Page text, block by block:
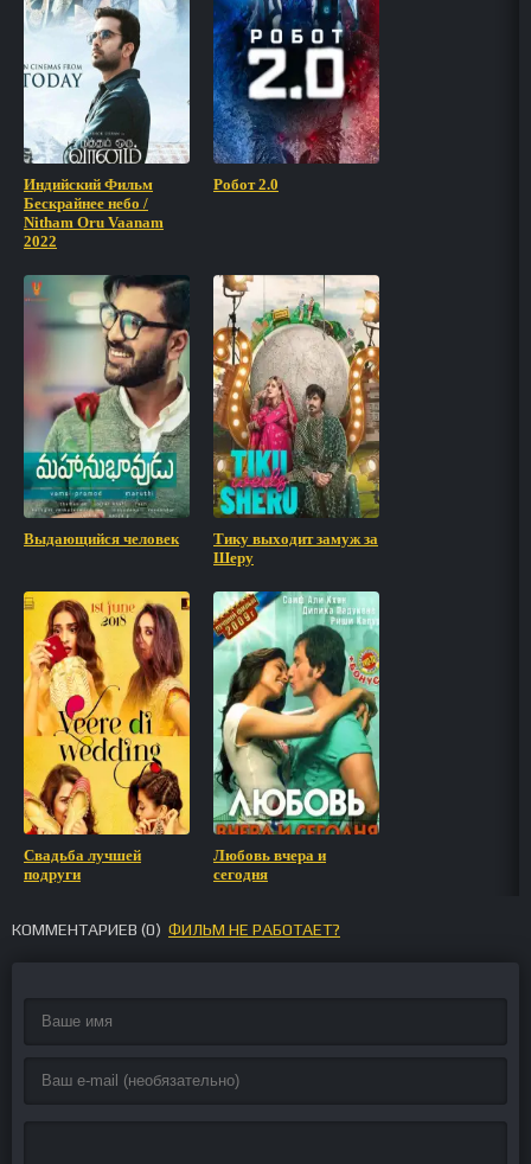
Индийский Фильм
Бескрайнее небо /
Nitham Oru Vaanam
2022
Робот 2.0
Выдающийся человек
Тику выходит замуж за
Шеру
Свадьба лучшей
подруги
Любовь вчера и
сегодня
КОММЕНТАРИЕВ (0) ФИЛЬМ НЕ РАБОТАЕТ?